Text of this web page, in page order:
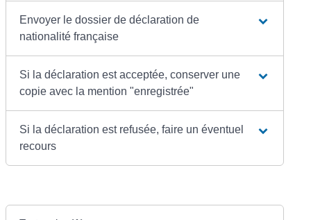
Envoyer le dossier de déclaration de
nationalité française
Si la déclaration est acceptée, conserver une
copie avec la mention "enregistrée"
Si la déclaration est refusée, faire un éventuel
recours